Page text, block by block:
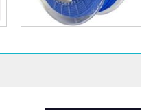
1.75mm Bleu 1kg